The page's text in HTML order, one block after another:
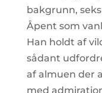
bakgrunn,
Åpent som
Han holdt af
sådant
af almuen der
med